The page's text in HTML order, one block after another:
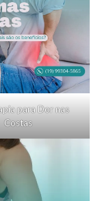
para Dor nas
Costas